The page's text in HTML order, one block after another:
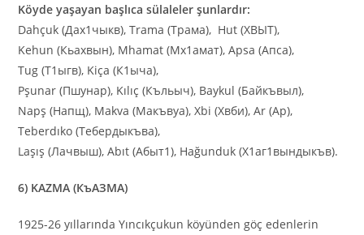
Köyde yaşayan başlıca sülaleler şunlardır:
Dahçuk (Дах1чыкв), Trama (Трама), Hut (ХВЫТ),
Kehun (Кьахвын), Mhamat (Мх1амат), Apsa (Апса),
Tug (Т1ыгв), Kiça (К1ыча),
Pşunar (Пшунар), Kılıç (Къльыч), Baykul (Байкъвыл),
Napş (Напщ), Makva (Макъвуа), Xbi (Хвби), Ar (Ар),
Teberdıko (Тебердыкъва),
Laşış (Лачвыш), Abıt (Абыт1), Hağunduk (Х1аг1вындыкъв).
6) KAZMA (КъАЗМА)
1925-26 yıllarında Yıncıkçukun köyünden göç edenlerin